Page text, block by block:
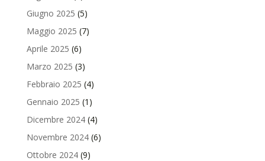
Giugno 2025 (5)
Maggio 2025 (7)
Aprile 2025 (6)
Marzo 2025 (3)
Febbraio 2025 (4)
Gennaio 2025 (1)
Dicembre 2024(4)
Novembre 2024(6)
Ottobre 2024(9)